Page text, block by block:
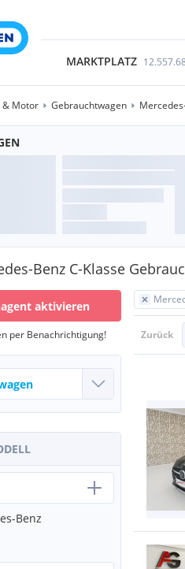
MARKTPLATZ
& Motor Gebrauchtwagen
Benz C-Klasse
Zurück
aktivieren
per Benachrichtigung!
Benz